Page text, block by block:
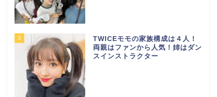
3
TWICEモモの家族構成は４人！
両親はファンから人気！姉はダン
スインストラクター